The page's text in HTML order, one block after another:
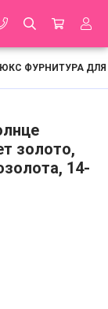
ФУРНИТУРА
золото,
14-